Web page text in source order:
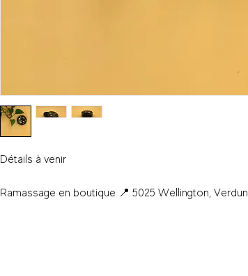
Détails à venir
Ramassage en boutique 📍 5025 Wellington, Verdun